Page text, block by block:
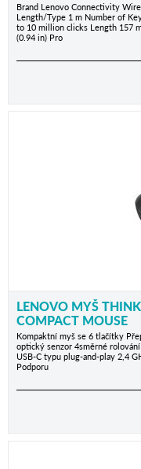
Brand Lenovo Connectivity
Length/Type 1 m Number of
to 10 million clicks Length 157
(0.94 in) Pro
LENOVO MYŠ
COMPACT MOUSE
Kompaktní myš se 6 tlačítky
optický senzor 4směrné
USB-C typu plug-and-play 2,4
Podporu